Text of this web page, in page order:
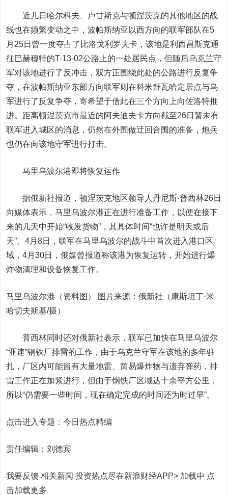
近几日哈尔科夫、卢甘斯克与顿涅茨克的其他地区的战
线也在频繁变动之中，波帕斯纳亚以西方向的联军部队在5
月25日曾一度夺占了比洛戈利罗夫卡，该地是利西昌斯克通
往巴赫穆特的T-13-02公路上的一处居民点，但随后乌克兰守
军对该地进行了反冲击，双方正围绕此处的公路进行反复争
夺，在波帕斯纳亚东部方向联军则在科米舒瓦哈定居点与乌
军进行了反复争夺，寄希望于借此在三个方向上向佐洛特推
进。距离顿涅茨克市最近的阿夫迪夫卡方向截至26日暂未有
联军进入城区的消息，仍然在外围做迂回合围的准备，炮兵
也仍在向该地守军进行打击。
马里乌波尔港即将恢复运作
据俄新社报道，顿涅茨克地区领导人丹尼斯·普西林26日
向媒体表示，马里乌波尔港正在进行准备工作，以便在接下
来的几天中开始“收发货物”，其具体时间“也许是明天或后
天”。4月8日，联军在马里乌波尔的战斗中首次进入港口区
域，4月30日，俄媒曾报道称该港为恢复运转，开始进行爆
炸物清理和设备恢复工作。
马里乌波尔港（资料图） 图片来源：俄新社（康斯坦丁·米
哈切夫斯基/摄）
普西林同时还对俄新社表示，联军已加快在马里乌波尔
“亚速”钢铁厂排雷的工作，由于乌克兰守军在该地的多年驻
扎，厂区内可能留有大量地雷、简易爆炸物与遗弃弹药，排
雷工作正在加紧进行，但由于钢铁厂区域达十余平方公里，
所以“仍需要一些时间，现在确定完成的时间还为时过早”。
点击进入专题：今日热点精编
责任编辑：刘德宾
我要反馈 相关新闻投资热点尽在新浪财经APP> 加载中 点
击加载更多